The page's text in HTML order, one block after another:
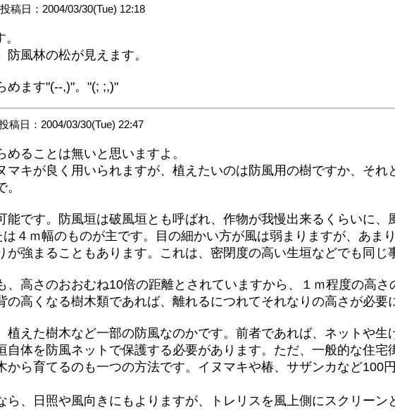
投稿日：2004/03/30(Tue) 12:18
風林の松が見えます。
めます"(--,)"。"(; ;,)"
稿日：2004/03/30(Tue) 22:47
ることは無いと思いますよ。
キが良く用いられますが、植えたいのは防風用の樹ですか、そ
です。防風垣は破風垣とも呼ばれ、作物が我慢出来るくらいに
４ｍ幅のものが主です。目の細かい方が風は弱まりますが、あま
が強まることもあります。これは、密閉度の高い生垣などでも同じ
高さのおおむね10倍の距離とされていますから、１ｍ程度の高
の高くなる樹木類であれば、離れるにつれてそれなりの高さが必要
えた樹木など一部の防風なのかです。前者であれば、ネットや
自体を防風ネットで保護する必要があります。ただ、一般的な住
ら育てるのも一つの方法です。イヌマキや椿、サザンカなど100
、日照や風向きにもよりますが、トレリスを風上側にスクリーン